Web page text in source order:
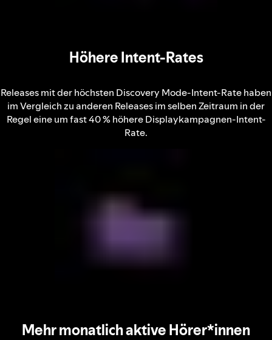
Höhere Intent-Rates
Releases mit der höchsten Discovery Mode-Intent-Rate haben
im Vergleich zu anderen Releases im selben Zeitraum in der
Regel eine um fast 40 % höhere Displaykampagnen-Intent-
Rate.
Mehr monatlich aktive Hörer*innen